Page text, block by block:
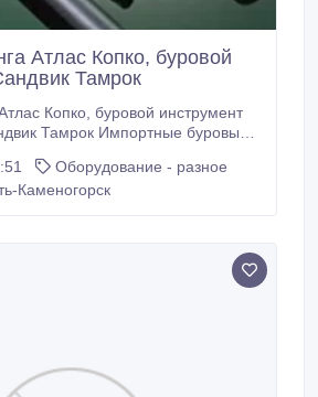
Атлас Копко, буровой
Тамрок
инструмент
укажите буровой
вы используете и мы
Оборудование - разное
Каменогорск